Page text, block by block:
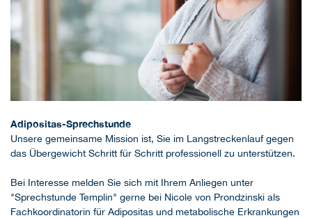
Adipositas-Sprechstunde
Unsere gemeinsame Mission ist, Sie im Langstreckenlauf gegen
das Übergewicht Schritt für Schritt professionell zu unterstützen.
Bei Interesse melden Sie sich mit Ihrem Anliegen unter
"Sprechstunde Templin" gerne bei Nicole von Prondzinski als
Fachkoordinatorin für Adipositas und metabolische Erkrankungen